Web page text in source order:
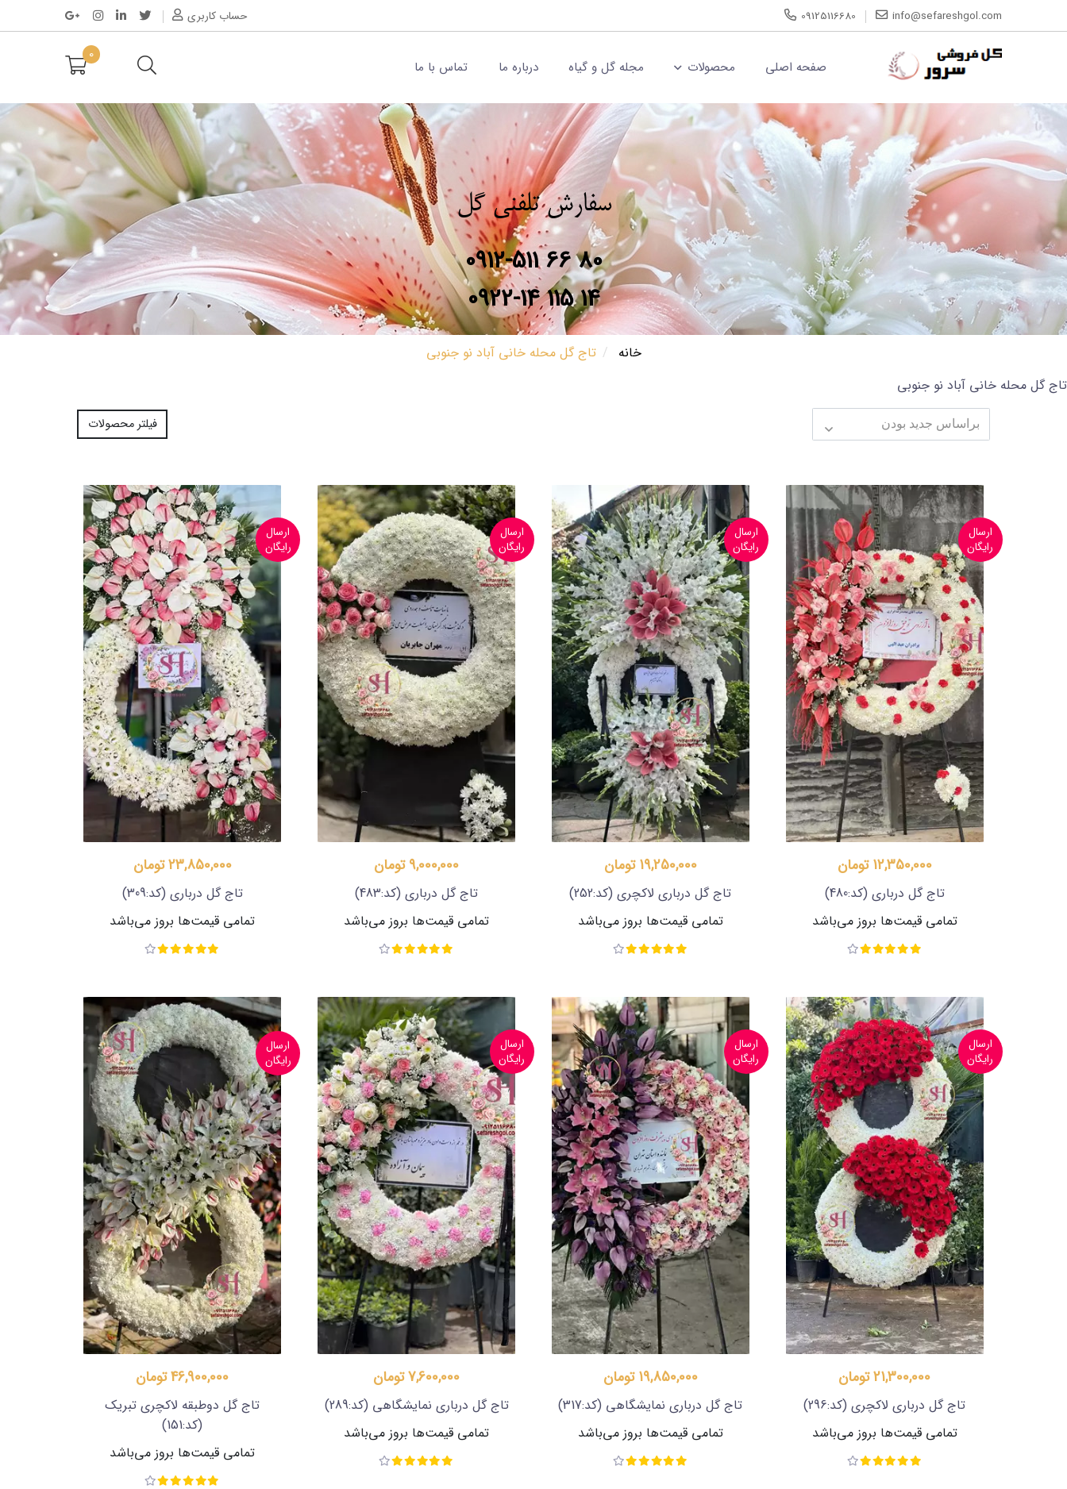
info@sefareshgol.com
09125116680 حساب کاربری
صفحه اصلی محصولات مجله گل و گیاه درباره ما تماس با ما
0
سفارش تلفنی گل
0912-511 66 80
0922-14 115 14
خانه
تاج گل محله خانی آباد نو جنوبی
تاج گل محله خانی آباد نو جنوبی
فیلتر محصولات
ارسال
رایگان
12,350,000 تومان
تاج گل درباری (کد:480)
تمامی قیمت‌ها بروز می‌باشد
ارسال
رایگان
19,250,000 تومان
تاج گل درباری لاکچری (کد:252)
تمامی قیمت‌ها بروز می‌باشد
ارسال
رایگان
9,000,000 تومان
تاج گل درباری (کد:483)
تمامی قیمت‌ها بروز می‌باشد
ارسال
رایگان
23,850,000 تومان
تاج گل درباری (کد:309)
تمامی قیمت‌ها بروز می‌باشد
ارسال
رایگان
21,300,000 تومان
تاج گل درباری لاکچری (کد:296)
تمامی قیمت‌ها بروز می‌باشد
ارسال
رایگان
19,850,000 تومان
تاج گل درباری نمایشگاهی (کد:317)
تمامی قیمت‌ها بروز می‌باشد
ارسال
رایگان
7,600,000 تومان
تاج گل درباری نمایشگاهی (کد:289)
تمامی قیمت‌ها بروز می‌باشد
ارسال
رایگان
46,900,000 تومان
تاج گل دوطبقه لاکچری تبریک
(کد:151)
تمامی قیمت‌ها بروز می‌باشد